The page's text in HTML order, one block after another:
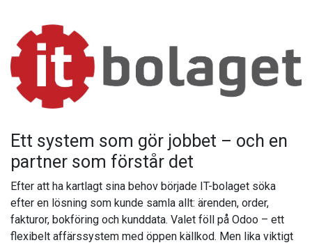
Ett system som gör jobbet – och en
partner som förstår det
Efter att ha kartlagt sina behov började IT-bolaget söka
efter en lösning som kunde samla allt: ärenden, order,
fakturor, bokföring och kunddata. Valet föll på Odoo – ett
flexibelt affärssystem med öppen källkod. Men lika viktigt